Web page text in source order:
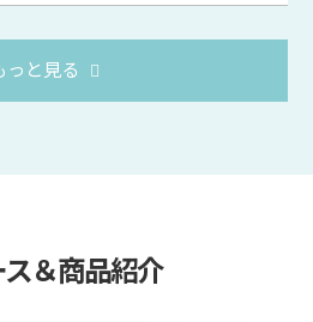
っと見る
＆商品紹介